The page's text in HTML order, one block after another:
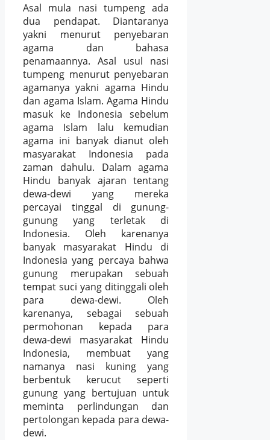
Asal mula nasi tumpeng ada
dua pendapat. Diantaranya
yakni menurut penyebaran
agama dan bahasa
penamaannya. Asal usul nasi
tumpeng menurut penyebaran
agamanya yakni agama Hindu
dan agama Islam. Agama Hindu
masuk ke Indonesia sebelum
agama Islam lalu kemudian
agama ini banyak dianut oleh
masyarakat Indonesia pada
zaman dahulu. Dalam agama
Hindu banyak ajaran tentang
dewa-dewi yang mereka
percayai tinggal di gunung-
gunung yang terletak di
Indonesia. Oleh karenanya
banyak masyarakat Hindu di
Indonesia yang percaya bahwa
gunung merupakan sebuah
tempat suci yang ditinggali oleh
para dewa-dewi. Oleh
karenanya, sebagai sebuah
permohonan kepada para
dewa-dewi masyarakat Hindu
Indonesia, membuat yang
namanya nasi kuning yang
berbentuk kerucut seperti
gunung yang bertujuan untuk
meminta perlindungan dan
pertolongan kepada para dewa-
dewi.